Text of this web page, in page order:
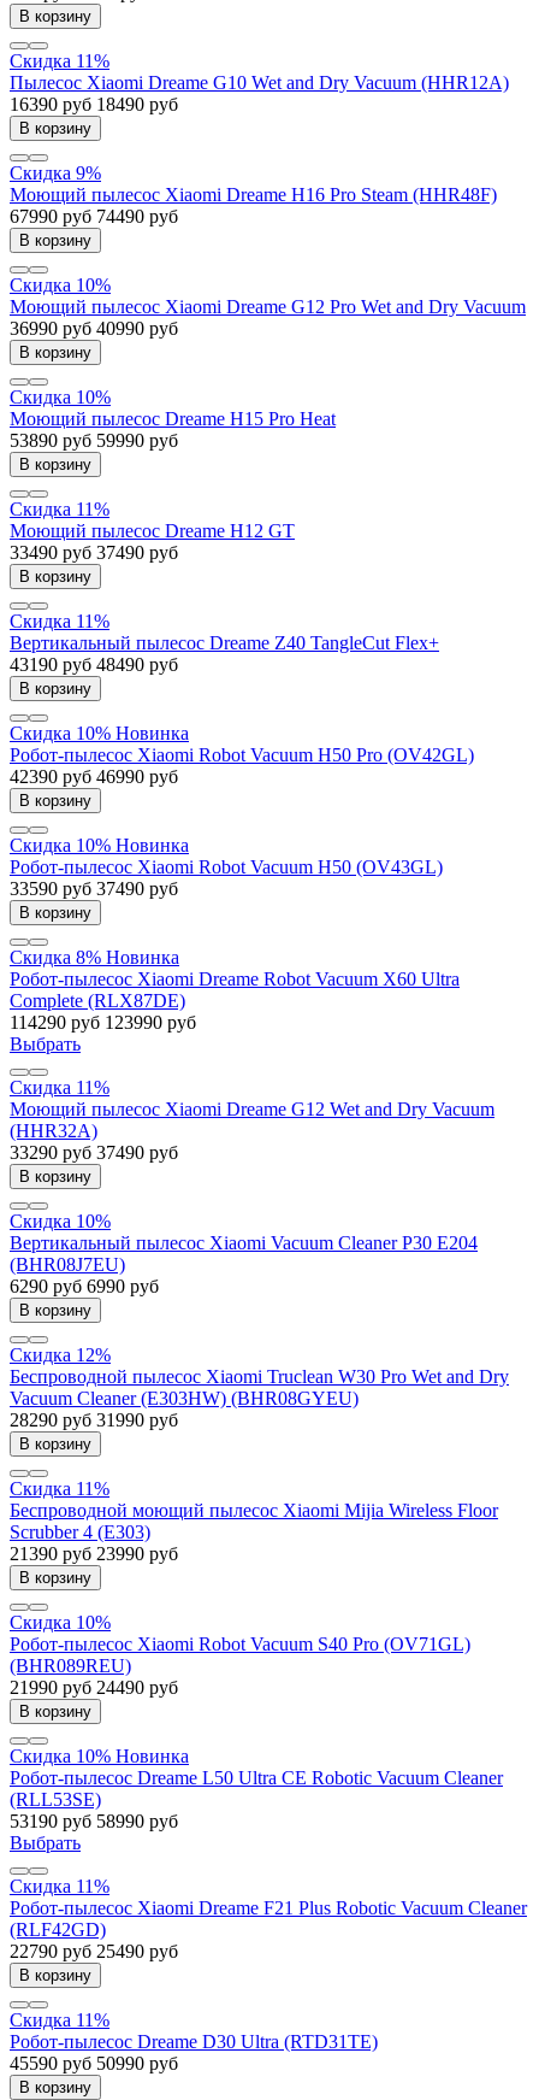
В корзину
Скидка 11%
Пылесос Xiaomi Dreame G10 Wet and Dry Vacuum (HHR12A)
16390 руб 18490 руб
В корзину
Скидка 9%
Моющий пылесос Xiaomi Dreame H16 Pro Steam (HHR48F)
67990 руб 74490 руб
В корзину
Скидка 10%
Моющий пылесос Xiaomi Dreame G12 Pro Wet and Dry Vacuum
36990 руб 40990 руб
В корзину
Скидка 10%
Моющий пылесос Dreame H15 Pro Heat
53890 руб 59990 руб
В корзину
Скидка 11%
Моющий пылесос Dreame H12 GT
33490 руб 37490 руб
В корзину
Скидка 11%
Вертикальный пылесос Dreame Z40 TangleCut Flex+
43190 руб 48490 руб
В корзину
Скидка 10% Новинка
Робот-пылесос Xiaomi Robot Vacuum H50 Pro (OV42GL)
42390 руб 46990 руб
В корзину
Скидка 10% Новинка
Робот-пылесос Xiaomi Robot Vacuum H50 (OV43GL)
33590 руб 37490 руб
В корзину
Скидка 8% Новинка
Робот-пылесос Xiaomi Dreame Robot Vacuum X60 Ultra
Complete (RLX87DE)
114290 руб 123990 руб
Выбрать
Скидка 11%
Моющий пылесос Xiaomi Dreame G12 Wet and Dry Vacuum
(HHR32A)
33290 руб 37490 руб
В корзину
Скидка 10%
Вертикальный пылесос Xiaomi Vacuum Cleaner P30 E204
(BHR08J7EU)
6290 руб 6990 руб
В корзину
Скидка 12%
Беспроводной пылесос Xiaomi Truclean W30 Pro Wet and Dry
Vacuum Cleaner (E303HW) (BHR08GYEU)
28290 руб 31990 руб
В корзину
Скидка 11%
Беспроводной моющий пылесос Xiaomi Mijia Wireless Floor
Scrubber 4 (E303)
21390 руб 23990 руб
В корзину
Скидка 10%
Робот-пылесос Xiaomi Robot Vacuum S40 Pro (OV71GL)
(BHR089REU)
21990 руб 24490 руб
В корзину
Скидка 10% Новинка
Робот-пылесос Dreame L50 Ultra CE Robotic Vacuum Cleaner
(RLL53SE)
53190 руб 58990 руб
Выбрать
Скидка 11%
Робот-пылесос Xiaomi Dreame F21 Plus Robotic Vacuum Cleaner
(RLF42GD)
22790 руб 25490 руб
В корзину
Скидка 11%
Робот-пылесос Dreame D30 Ultra (RTD31TE)
45590 руб 50990 руб
В корзину